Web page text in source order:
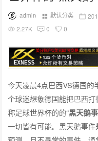
admin 默认分类
2.27K
0 0
今天凌晨4点巴西VS德国
个球迷想象德国能把巴西
称足球世界杯的的“黑天鹅
一切皆有可能。黑天鹅事